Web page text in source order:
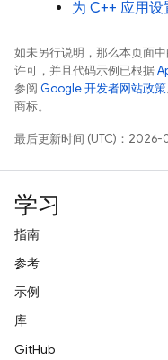
为 C++ 应用
如未另行说明，那么本页面
许可，并且代码示例已根据
参阅 Google 开发者网站政策
商标。
最后更新时间 (UTC)：2026-
学习
指南
参考
示例
库
GitHub